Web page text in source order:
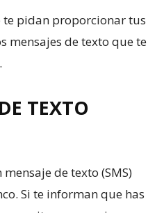
pidan proporcionar tus
mensajes de texto que te
TEXTO
de texto (SMS)
Si te informan que has